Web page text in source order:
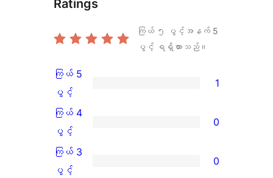
Ratings
ကြယ် ၅ ပွင့်အနက် 5
ပွင့် ရရှိထားသည်။
ကြယ်
5
ပွင့်
အဆင့်
သုံးသပ်
ကြယ် 5
ပွင့်
1
ကြယ်
4
ပွင့်
ကြယ် 4
ပွင့်
0
ကြယ်
ကြယ် 3
ပွင့်
0